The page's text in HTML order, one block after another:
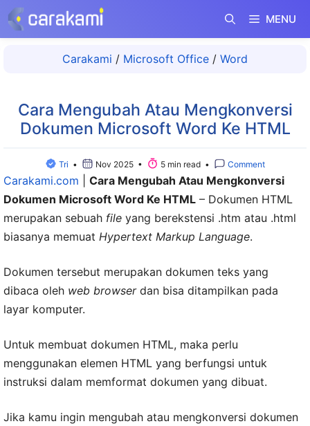
Langsung
ke
MENU
Carakami / Microsoft Office / Word
Cara Mengubah Atau Mengkonversi
Dokumen Microsoft Word Ke HTML
Tri • Nov 2025 • 5 min read • Comment
Carakami.com
Cara Mengubah Atau Mengkonversi
Dokumen Microsoft Word Ke HTML – Dokumen HTML
merupakan sebuah file yang berekstensi .htm atau .html
biasanya memuat Hypertext Markup Language.
Dokumen tersebut merupakan dokumen teks yang
dibaca oleh web browserdan bisa ditampilkan pada
layar komputer.
Untuk membuat dokumen HTML, maka perlu
menggunakan elemen HTML yang berfungsi untuk
instruksi dalam memformat dokumen yang dibuat.
Jika kamu ingin mengubah atau mengkonversi dokumen